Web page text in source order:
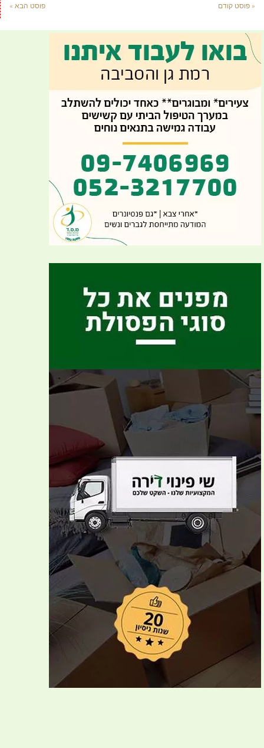
« פוסט קודם פוסט הבא »